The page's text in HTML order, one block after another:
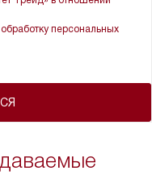
персональных